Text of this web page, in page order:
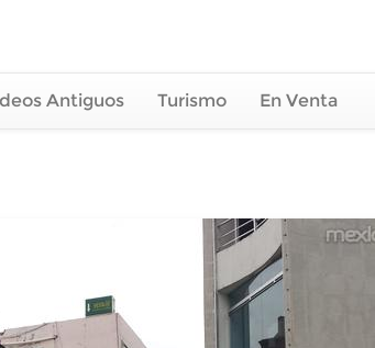
Antiguos Turismo En Venta